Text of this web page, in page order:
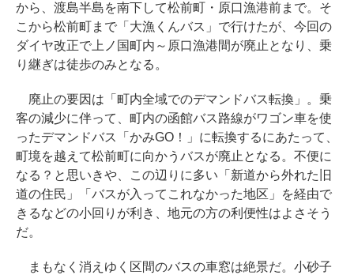
から、渡島半島を南下して松前町・原口漁港前まで。そ
こから松前町まで「大漁くんバス」で行けたが、今回の
ダイヤ改正で上ノ国町内～原口漁港間が廃止となり、乗
り継ぎは徒歩のみとなる。
廃止の要因は「町内全域でのデマンドバス転換」。乗
客の減少に伴って、町内の函館バス路線がワゴン車を使
ったデマンドバス「かみGO！」に転換するにあたって、
町境を越えて松前町に向かうバスが廃止となる。不便に
なる？と思いきや、この辺りに多い「新道から外れた旧
道の住民」「バスが入ってこれなかった地区」を経由で
きるなどの小回りが利き、地元の方の利便性はよさそう
だ。
まもなく消えゆく区間のバスの車窓は絶景だ。小砂子